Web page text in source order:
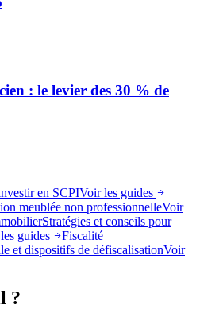
: le levier des 30 % de
en SCPIVoir les guides
meublée non professionnelleVoir
Stratégies et conseils pour
guides
Fiscalité
et dispositifs de défiscalisationVoir
?